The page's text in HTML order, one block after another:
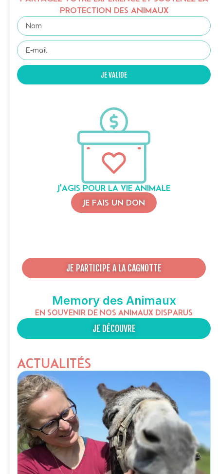
PROTECTION DES ANIMAUX
JE VALIDE
J'AGIS POUR LA VIE ANIMALE
JE FAIS UN DON
JE PARTICIPE A LA CAGNOTTE
Memory des Animaux
EN SOUVENIR DE NOS ANIMAUX DISPARUS
JE DÉCOUVRE
ACTUALITÉS